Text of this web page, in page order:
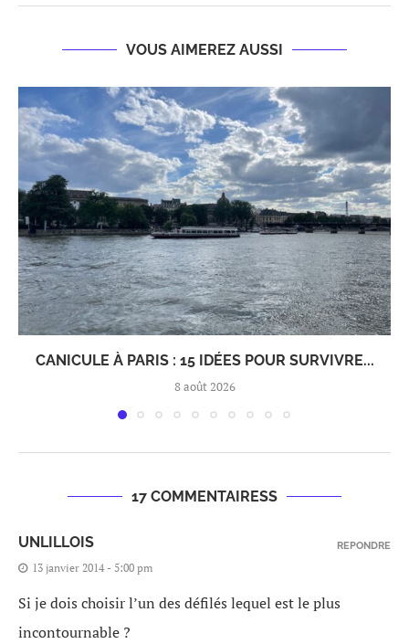
VOUS AIMEREZ AUSSI
CANICULE À PARIS : 15 IDÉES POUR SURVIVRE...
8 août 2026
17 COMMENTAIRESS
UNLILLOIS
13 janvier 2014 - 5:00 pm
Si je dois choisir l’un des défilés lequel est le plus
incontournable ?
REPONDRE